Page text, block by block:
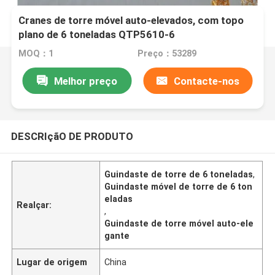
Cranes de torre móvel auto-elevados, com topo
plano de 6 toneladas QTP5610-6
MOQ：1 Preço：53289
Melhor preço Contacte-nos
DESCRIçãO DE PRODUTO
Realçar:
Guindaste de torre de 6 toneladas,
Guindaste móvel de torre de 6 ton
eladas
,
Guindaste de torre móvel auto-ele
gante
Lugar de origem China